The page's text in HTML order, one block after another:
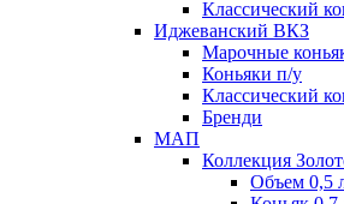
Классический
Иджеванский ВКЗ
Марочные
Коньяки п/у
Классический
Бренди
МАП
Коллекция
Объем 0,5